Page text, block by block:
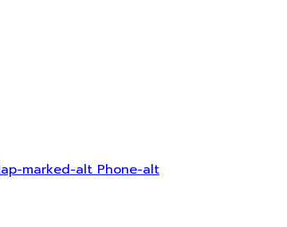
marked-alt Phone-alt